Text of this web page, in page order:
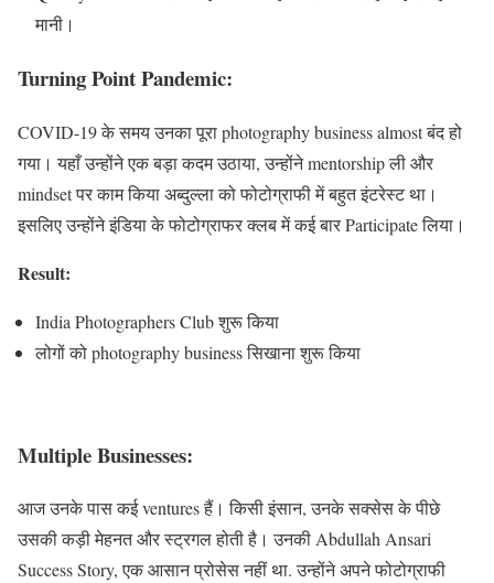
मानी।
Turning Point Pandemic:
COVID-19 के समय उनका पूरा photography business almost बंद हो
गया। यहाँ उन्होंने एक बड़ा कदम उठाया, उन्होंने mentorship ली और
mindset पर काम किया अब्दुल्ला को फोटोग्राफी में बहुत इंटरेस्ट था।
इसलिए उन्होंने इंडिया के फोटोग्राफर क्लब में कई बार Participate लिया।
Result:
India Photographers Club शुरू किया
लोगों को photography business सिखाना शुरू किया
Multiple Businesses:
आज उनके पास कई ventures हैं। किसी इंसान, उनके सक्सेस के पीछे
उसकी कड़ी मेहनत और स्ट्रगल होती है। उनकी Abdullah Ansari
Success Story, एक आसान प्रोसेस नहीं था. उन्होंने अपने फोटोग्राफी